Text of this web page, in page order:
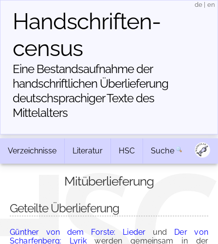
Handschriften­
census
Eine Bestandsaufnahme der
handschriftlichen Über­lieferung
deutschsprachiger Texte des
Mittelalters
de en
Verzeichnisse Literatur HSC Suche
Mitüberlieferung
Geteilte Überlieferung
Günther von dem Forste: Lieder und Der von
Scharfenberg: Lyrikwerden gemeinsam in der